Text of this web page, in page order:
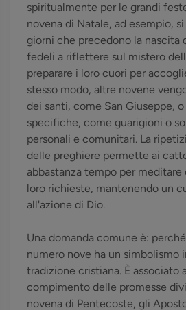
spiritualmente per le grandi
novena di Natale, ad esempio,
giorni che precedono la nascita
fedeli a riflettere sul mistero
preparare i loro cuori per
stesso modo, altre novene
dei santi, come San Giuseppe,
specifiche, come guarigioni o
personali e comunitari. La
delle preghiere permette ai
abbastanza tempo per
loro richieste, mantenendo un
all'azione di Dio.
Una domanda comune è:
numero nove ha un simbolismo
tradizione cristiana. È associato
compimento delle promesse
novena di Pentecoste, gli